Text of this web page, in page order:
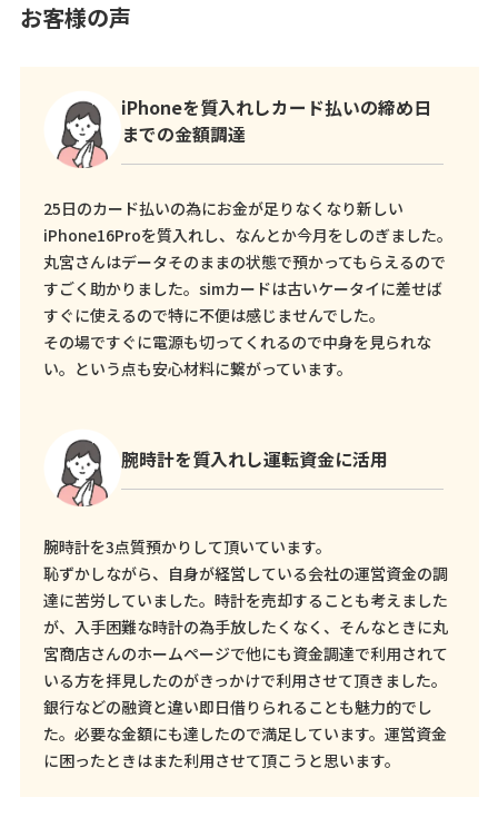
お客様の声
iPhoneを質入れしカード払いの締め日
までの金額調達
25日のカード払いの為にお金が足りなくなり新しい
iPhone16Proを質入れし、なんとか今月をしのぎました。
丸宮さんはデータそのままの状態で預かってもらえるので
すごく助かりました。simカードは古いケータイに差せば
すぐに使えるので特に不便は感じませんでした。
その場ですぐに電源も切ってくれるので中身を見られな
い。という点も安心材料に繋がっています。
腕時計を質入れし運転資金に活用
腕時計を3点質預かりして頂いています。
恥ずかしながら、自身が経営している会社の運営資金の調
達に苦労していました。時計を売却することも考えました
が、入手困難な時計の為手放したくなく、そんなときに丸
宮商店さんのホームページで他にも資金調達で利用されて
いる方を拝見したのがきっかけで利用させて頂きました。
銀行などの融資と違い即日借りられることも魅力的でし
た。必要な金額にも達したので満足しています。運営資金
に困ったときはまた利用させて頂こうと思います。